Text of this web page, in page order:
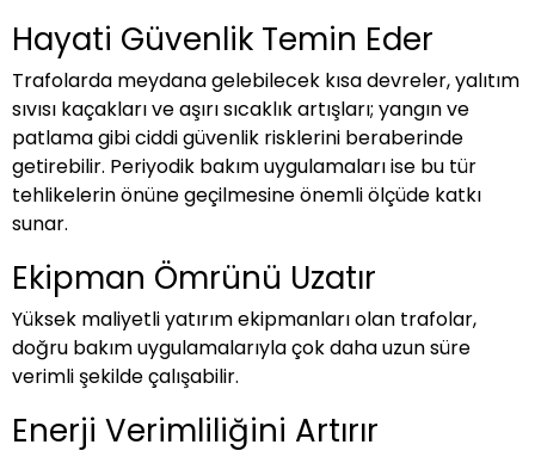
Hayati Güvenlik Temin Eder
Trafolarda meydana gelebilecek kısa devreler, yalıtım
sıvısı kaçakları ve aşırı sıcaklık artışları; yangın ve
patlama gibi ciddi güvenlik risklerini beraberinde
getirebilir. Periyodik bakım uygulamaları ise bu tür
tehlikelerin önüne geçilmesine önemli ölçüde katkı
sunar.
Ekipman Ömrünü Uzatır
Yüksek maliyetli yatırım ekipmanları olan trafolar,
doğru bakım uygulamalarıyla çok daha uzun süre
verimli şekilde çalışabilir.
Enerji Verimliliğini Artırır